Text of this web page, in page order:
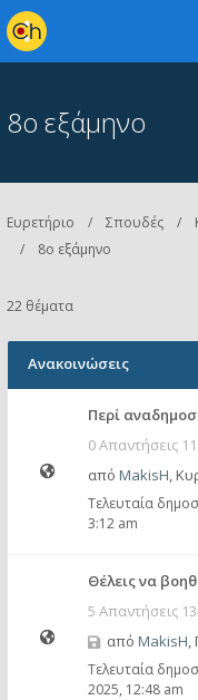
8ο εξάμηνο
Ευρετήριο Σπουδές
8ο εξάμηνο
22 θέματα
Ανακοινώσεις
Περί
0 Απαντήσεις
από MakisH,
Τελευταία
3:12 am
Θέλεις να
5 Απαντήσεις
από MakisH,
Τελευταία
2025, 12:48 am